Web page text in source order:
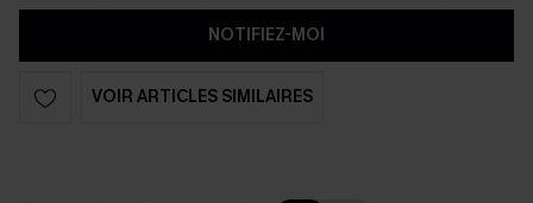
NOTIFIEZ-MOI
VOIR ARTICLES SIMILAIRES